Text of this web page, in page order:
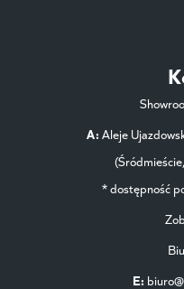
A: Aleje
* dostępność
E: